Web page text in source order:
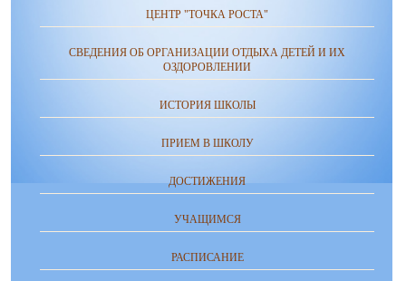
ЦЕНТР "ТОЧКА РОСТА"
СВЕДЕНИЯ ОБ ОРГАНИЗАЦИИ ОТДЫХА ДЕТЕЙ И ИХ
ОЗДОРОВЛЕНИИ
ИСТОРИЯ ШКОЛЫ
ПРИЕМ В ШКОЛУ
ДОСТИЖЕНИЯ
УЧАЩИМСЯ
РАСПИСАНИЕ